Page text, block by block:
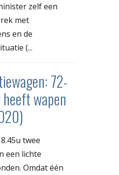
zelf een
met
en de
(...
72-
wapen
twee
een lichte
Omdat één